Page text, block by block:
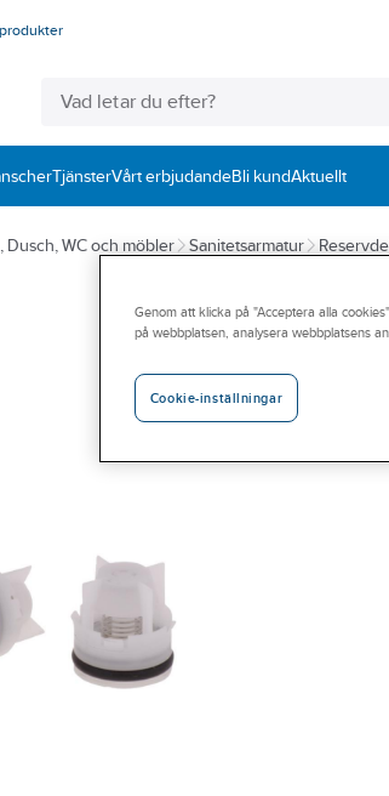
TjänsterVårt erbjudandeBli kundAktuellt
Dusch, WC och möbler Sanitetsarmatur
Genom att klicka på "Acceptera alla
på webbplatsen, analysera webbplatsens
Cookie-inställningar